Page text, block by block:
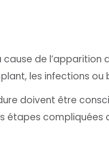
de
les infections ou
doivent être
étapes compliquées